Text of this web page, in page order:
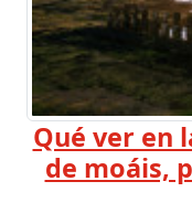
Qué ver en
de moáis,